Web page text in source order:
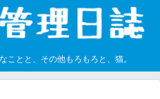
ことと、その他もろもろと、猫。